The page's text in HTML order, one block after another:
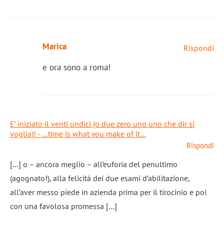
Marica Rispondi
e ora sono a roma!
E’ iniziato il venti undici (o due zero uno uno che dir si
voglia)! - …time is what you make of it…
Rispondi
[…] o – ancora meglio – all’euforia del penultimo
(agognato!), alla felicità dei due esami d’abilitazione,
all’aver messo piede in azienda prima per il tirocinio e poi
con una favolosa promessa […]